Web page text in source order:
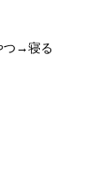
つ→寝る